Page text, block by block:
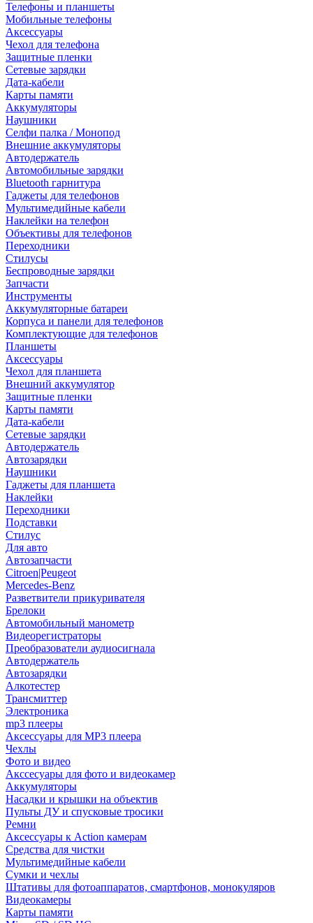
Телефоны и планшеты
Мобильные телефоны
Аксессуары
Чехол для телефона
Защитные пленки
Сетевые зарядки
Дата-кабели
Карты памяти
Аккумуляторы
Наушники
Селфи палка / Монопод
Внешние аккумуляторы
Автодержатель
Автомобильные зарядки
Bluetooth гарнитура
Гаджеты для телефонов
Мультимедийные кабели
Наклейки на телефон
Объективы для телефонов
Переходники
Стилусы
Беспроводные зарядки
Запчасти
Инструменты
Аккумуляторные батареи
Корпуса и панели для телефонов
Комплектующие для телефонов
Планшеты
Аксессуары
Чехол для планшета
Внешний аккумулятор
Защитные пленки
Карты памяти
Дата-кабели
Сетевые зарядки
Автодержатель
Автозарядки
Наушники
Гаджеты для планшета
Наклейки
Переходники
Подставки
Стилус
Для авто
Автозапчасти
Citroen|Peugeot
Mercedes-Benz
Разветвители прикуривателя
Брелоки
Автомобильный манометр
Видеорегистраторы
Преобразователи аудиосигнала
Автодержатель
Автозарядки
Алкотестер
Трансмиттер
Электроника
mp3 плееры
Аксессуары для MP3 плеера
Чехлы
Фото и видео
Акссесуары для фото и видеокамер
Аккумуляторы
Насадки и крышки на объектив
Пульты ДУ и спусковые тросики
Ремни
Аксессуары к Action камерам
Средства для чистки
Мультимедийные кабели
Сумки и чехлы
Штативы для фотоаппаратов, смартфонов, монокуляров
Видеокамеры
Карты памяти